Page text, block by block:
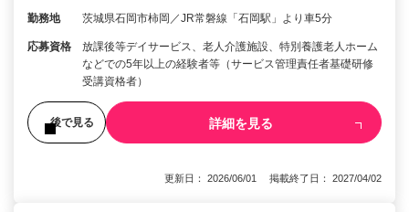
勤務地 茨城県石岡市柿岡／JR常磐線「石岡駅」より車5分
応募資格
放課後等デイサービス、老人介護施設、特別養護老人ホーム
などでの5年以上の経験者等（サービス管理責任者基礎研修
受講資格者）
後で見る 詳細を見る
更新日： 2026/06/01 掲載終了日： 2027/04/02